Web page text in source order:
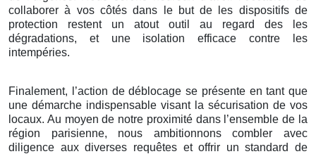
collaborer à vos côtés dans le but de les dispositifs de
protection restent un atout outil au regard des les
dégradations, et une isolation efficace contre les
intempéries.
Finalement, l’action de déblocage se présente en tant que
une démarche indispensable visant la sécurisation de vos
locaux. Au moyen de notre proximité dans l’ensemble de la
région parisienne, nous ambitionnons combler avec
diligence aux diverses requêtes et offrir un standard de